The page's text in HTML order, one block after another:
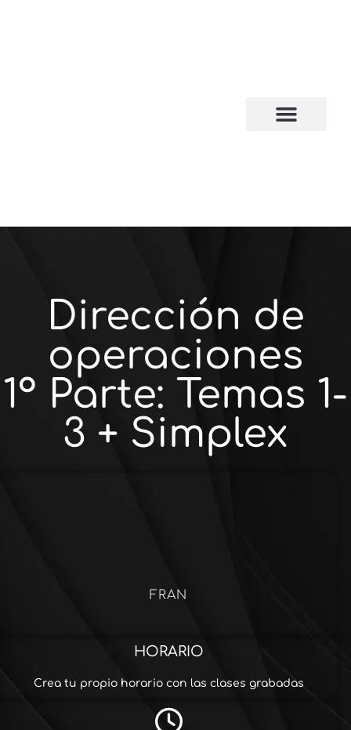
Dirección de
operaciones
1º Parte: Temas 1-
3 + Simplex
FRAN
HORARIO
Crea tu propio horario con las clases grabadas